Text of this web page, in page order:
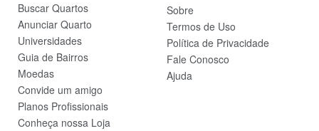
Buscar Quartos
Anunciar Quarto
Universidades
Guia de Bairros
Moedas
Convide um amigo
Planos Profissionais
Conheça nossa Loja
Sobre
Termos de Uso
Política de Privacidade
Fale Conosco
Ajuda